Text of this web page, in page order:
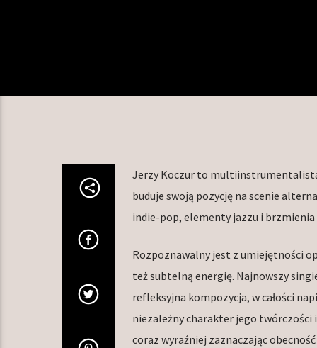
Jerzy Koczur to
buduje swoją pozycję na scenie
indie-pop, elementy jazzu i
Rozpoznawalny jest z umiejętności
też subtelną energię. Najnowszy
refleksyjna kompozycja, w całości
niezależny charakter jego twórczości
coraz wyraźniej zaznaczając